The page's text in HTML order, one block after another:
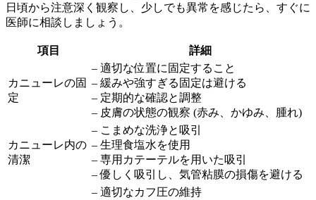
日頃から注意深く観察し、少しでも異常を感じたら、すぐに
医師に相談しましょう。
項目 詳細
カニューレの固
定
– 適切な位置に固定すること
– 緩みや強すぎる固定は避ける
– 定期的な確認と調整
– 皮膚の状態の観察 (赤み、かゆみ、腫れ)
カニューレ内の
清潔
– こまめな洗浄と吸引
– 生理食塩水を使用
– 専用カテーテルを用いた吸引
– 優しく吸引し、気管粘膜の損傷を避ける
– 適切なカフ圧の維持